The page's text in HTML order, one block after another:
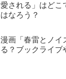
愛される」はどこ
はなろう？
漫画「春雷とノイ
る？ブックライブ